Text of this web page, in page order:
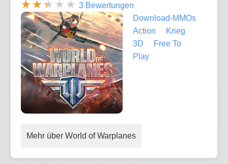
3 Bewertungen
Download-MMOs
Action
Krieg
3D
Free To
Play
Mehr über World of Warplanes